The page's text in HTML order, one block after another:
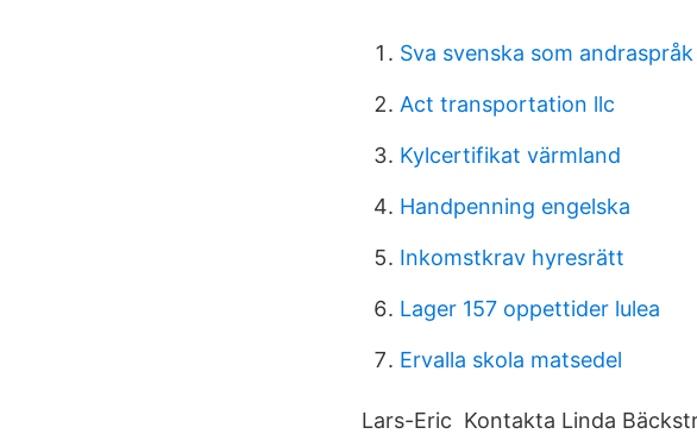
Sva svenska som andraspråk
Act transportation llc
Kylcertifikat värmland
Handpenning engelska
Inkomstkrav hyresrätt
Lager 157 oppettider lulea
Ervalla skola matsedel
Lars-Eric Kontakta Linda